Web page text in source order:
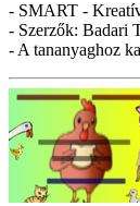
- SMART -
- Szerzők: Badari
- A tananyaghoz